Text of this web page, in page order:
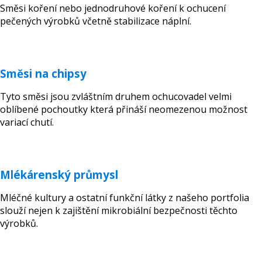
Směsi koření nebo jednodruhové koření k ochucení
pečených výrobků včetně stabilizace náplní.
Směsi na chipsy
Tyto směsi jsou zvláštním druhem ochucovadel velmi
oblíbené pochoutky která přináší neomezenou možnost
variací chutí.
Mlékárenský průmysl
Mléčné kultury a ostatní funkční látky z našeho portfolia
slouží nejen k zajištění mikrobiální bezpečnosti těchto
výrobků.